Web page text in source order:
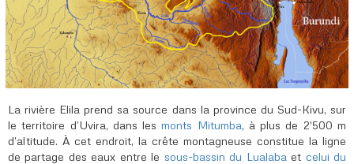
La rivière Elila prend sa source dans la province du Sud-Kivu, sur
le territoire d’Uvira, dans lesmonts Mitumba, à plus de 2'500 m
d’altitude. À cet endroit, la crête montagneuse constitue la ligne
de partage des eaux entre le sous-bassin du Lualaba et celui du